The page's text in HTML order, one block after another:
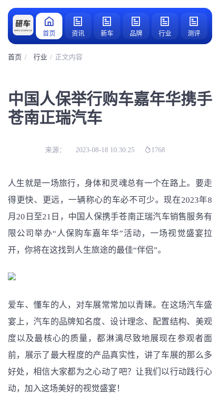
首页 资讯 新车 品牌 行业 测评
首页 行业 正文内容
中国人保举行购车嘉年华携手
苍南正瑞汽车
来源： 2023-08-18 10:30:25 1768
人生就是一场旅行，身体和灵魂总有一个在路上。要走
得更快、更远，一辆称心的车必不可少。现在2023年8
月20日至21日，中国人保携手苍南正瑞汽车销售服务有
限公司举办“人保购车嘉年华”活动，一场视觉盛宴拉
开，你将在这找到人生旅途的最佳“伴侣”。
爱车、懂车的人，对车展常常加以青睐。在这场汽车盛
宴上，汽车的品牌知名度、设计理念、配置结构、美观
度以及最核心的质量，都淋漓尽致地展现在参观者面
前，展示了最大程度的产品真实性，讲了车展的那么多
好处，相信大家都为之心动了吧？让我们以行动践行心
动，加入这场美好的视觉盛宴！